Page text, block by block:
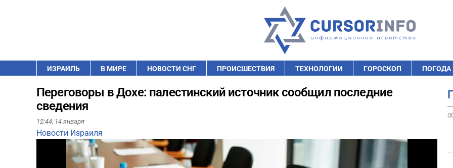
ИЗРАИЛЬ В МИРЕ НОВОСТИ СНГ ПРОИСШЕСТВИЯ ТЕХНОЛОГИИ ГОРОСКОП ПОГОДА
Переговоры в Дохе: палестинский источник сообщил последние
сведения
12:44, 14 января
Новости Израиля